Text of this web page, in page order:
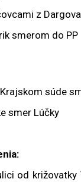
z Dargova
smerom do PP
súde
smer Lúčky
od